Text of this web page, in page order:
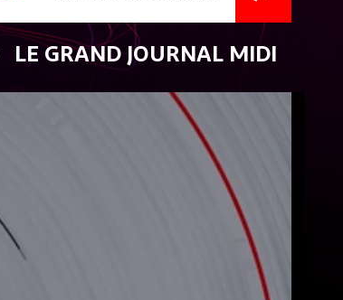
LE GRAND JOURNAL MIDI